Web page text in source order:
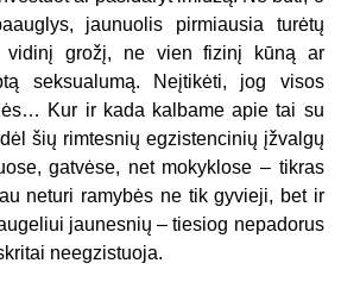
jaunuolis pirmiausia turėtų
vidinį grožį, ne vien fizinį kūną ar
seksualumą. Neįtikėti, jog visos
Kur ir kada kalbame apie tai su
šių rimtesnių egzistencinių įžvalgų
gatvėse, net mokyklose – tikras
neturi ramybės ne tik gyvieji, bet ir
jaunesnių – tiesiog nepadorus
neegzistuoja.